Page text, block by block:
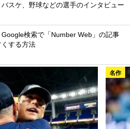
スケ、野球などの選手のインタビュー
Google検索で「Number Web」の記事
する方法
名作